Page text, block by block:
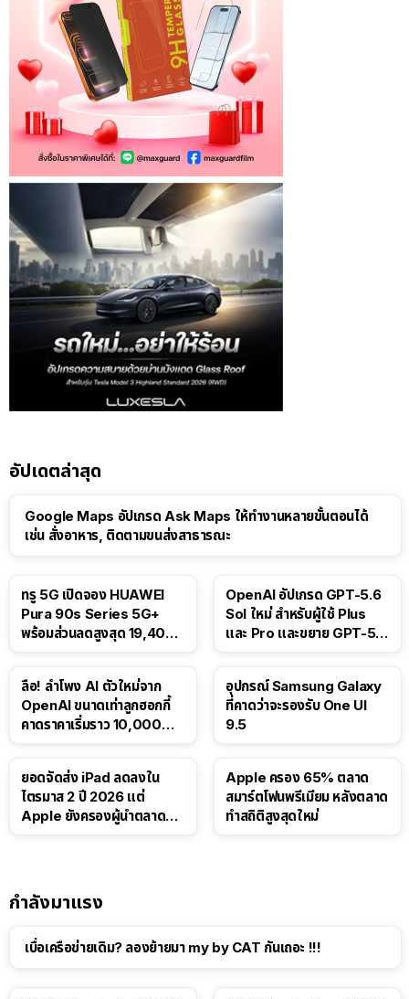
อัปเดตล่าสุด
Google Maps อัปเกรด Ask Maps ให้ทำงานหลายขั้นตอนได้
เช่น สั่งอาหาร, ติดตามขนส่งสาธารณะ
ทรู 5G เปิดจอง HUAWEI
Pura 90s Series 5G+
พร้อมส่วนลดสูงสุด 19,400
OpenAI อัปเกรด GPT-5.6
Sol ใหม่ สำหรับผู้ใช้ Plus
และ Pro และขยาย GPT-5.6
ลือ! ลำโพง AI ตัวใหม่จาก
OpenAI ขนาดเท่าลูกฮอกกี้
คาดราคาเริ่มราว 10,000
อุปกรณ์ Samsung Galaxy
ที่คาดว่าจะรองรับ One UI
9.5
ยอดจัดส่ง iPad ลดลงใน
ไตรมาส 2 ปี 2026 แต่
Apple ยังครองผู้นำตลาด
Apple ครอง 65% ตลาด
สมาร์ตโฟนพรีเมียม หลังตลาด
ทำสถิติสูงสุดใหม่
กำลังมาแรง
เบื่อเครือข่ายเดิม? ลองย้ายมา my by CAT กันเถอะ !!!